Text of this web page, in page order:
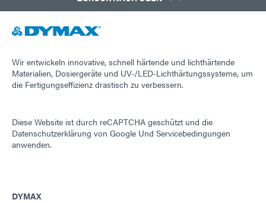
Wir entwickeln innovative, schnell härtende und lichthärtende
Materialien, Dosiergeräte und UV-/LED-Lichthärtungssysteme, um
die Fertigungseffizienz drastisch zu verbessern.
Diese Website ist durch reCAPTCHA geschützt und die
Datenschutzerklärung von Google Und Servicebedingungen
anwenden.
DYMAX